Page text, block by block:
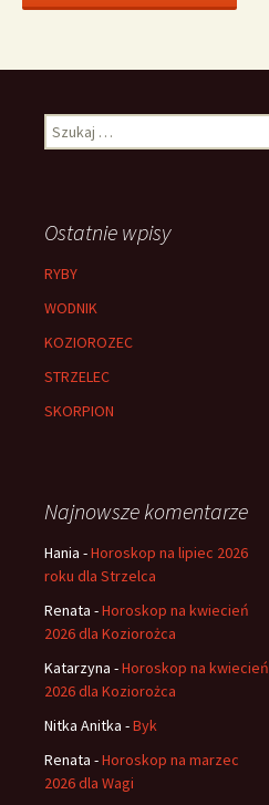
Szukaj:
Ostatnie wpisy
RYBY
WODNIK
KOZIOROZEC
STRZELEC
SKORPION
Najnowsze komentarze
Hania -Horoskop na lipiec 2026
roku dla Strzelca
Renata -Horoskop na kwiecień
2026 dla Koziorożca
Katarzyna -Horoskop na kwiecień
2026 dla Koziorożca
Nitka Anitka -Byk
Renata -Horoskop na marzec
2026 dla Wagi